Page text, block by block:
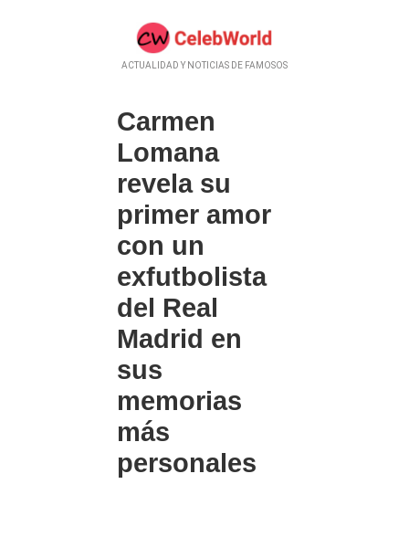
ACTUALIDAD Y NOTICIAS DE FAMOSOS
Carmen
Lomana
revela su
primer amor
con un
exfutbolista
del Real
Madrid en
sus
memorias
más
personales